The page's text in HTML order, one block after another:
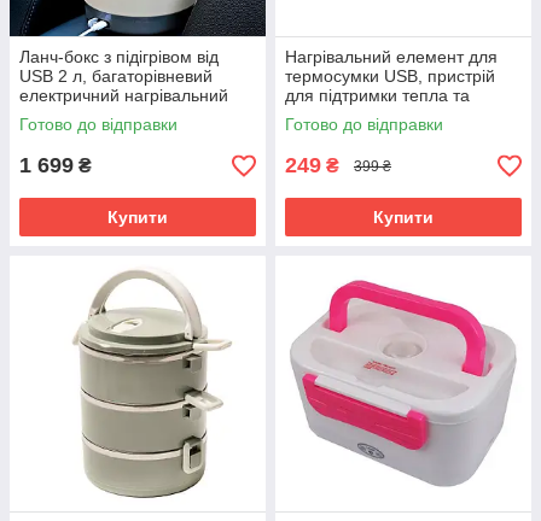
Ланч-бокс з підігрівом від
USB 2 л, багаторівневий
електричний нагрівальний
харчовий контейнер для їжі.
Готово до відправки
1 699 ₴
Купити
Нагрівальний елемент для
термосумки USB, пристрій
для підтримки тепла та
нагрівання продуктів
Готово до відправки
249 ₴ 399 ₴
Купити